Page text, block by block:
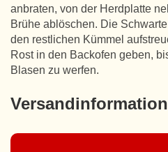
anbraten, von der Herdplatte
Brühe ablöschen. Die
den restlichen Kümmel
Rost in den Backofen geben,
Blasen zu werfen.
Versandinformation